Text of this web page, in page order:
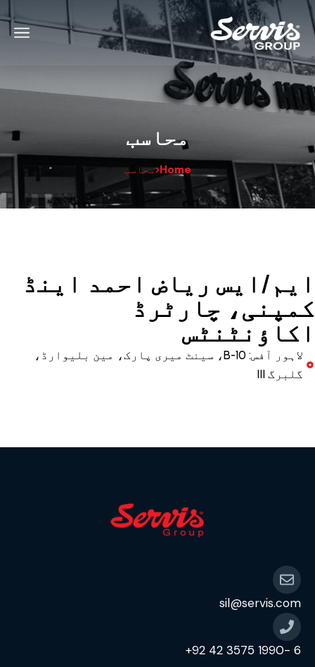
محاسب
Home محاسب
ایم/ایس ریاض احمد اینڈ
کمپنی، چارٹرڈ
اکاؤنٹنٹس
لاہور آفس: 10-B، سینٹ میری پارک، مین بلیوارڈ،
گلبرگ III
sil@servis.com
6 -1990 3575 42 92+